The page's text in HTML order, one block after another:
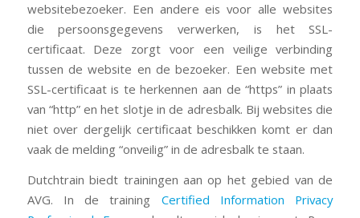
websitebezoeker. Een andere eis voor alle websites
die persoonsgegevens verwerken, is het SSL-
certificaat. Deze zorgt voor een veilige verbinding
tussen de website en de bezoeker. Een website met
SSL-certificaat is te herkennen aan de “https” in plaats
van “http” en het slotje in de adresbalk. Bij websites die
niet over dergelijk certificaat beschikken komt er dan
vaak de melding “onveilig” in de adresbalk te staan.
Dutchtrain biedt trainingen aan op het gebied van de
AVG. In de training Certified Information Privacy